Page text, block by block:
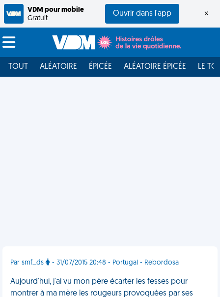
VDM pour mobile
Gratuit
Ouvrir dans l'app ×
TOUT ALÉATOIRE ÉPICÉE ALÉATOIRE ÉPICÉE LE
Par smf_ds - 31/07/2015 20:48 - Portugal - Rebordosa
Aujourd'hui, j'ai vu mon père écarter les fesses pour
montrer à ma mère les rougeurs provoquées par ses